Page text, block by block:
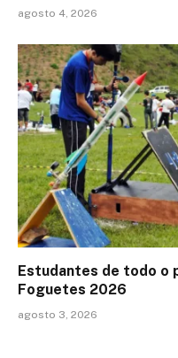
agosto 4, 2026
Estudantes de todo o
Foguetes 2026
agosto 3, 2026